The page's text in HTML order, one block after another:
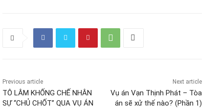
Previous article
TÔ LÂM KHỐNG CHẾ NHÂN
SỰ “CHỦ CHỐT” QUA VỤ ÁN
Next article
Vụ án Vạn Thịnh Phát – Tòa
án sẽ xử thế nào? (Phần 1)